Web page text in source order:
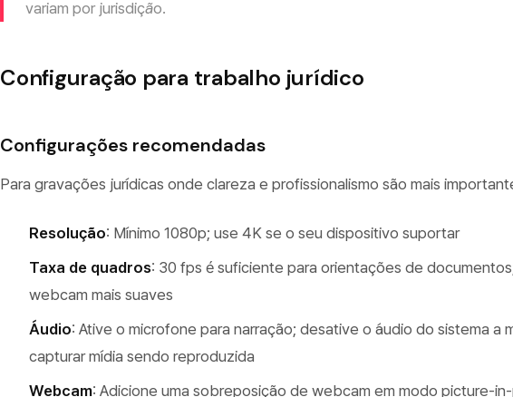
variam por jurisdição.
Configuração para trabalho jurídico
Configurações recomendadas
Para gravações jurídicas onde clareza e profissionalismo são mais
Resolução: Mínimo 1080p; use 4K se o seu dispositivo suportar
Taxa de quadros: 30 fps é suficiente para orientações de
webcam mais suaves
Áudio: Ative o microfone para narração; desative o áudio do sistema a
capturar mídia sendo reproduzida
Webcam: Adicione uma sobreposição de webcam em modo picture-